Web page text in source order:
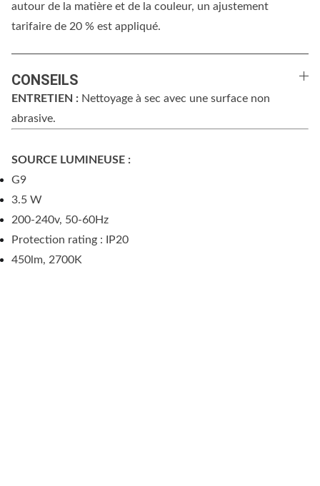
autour de la matière et de la couleur, un ajustement
tarifaire de 20 % est appliqué.
CONSEILS
ENTRETIEN : Nettoyage à sec avec une surface non
abrasive.
SOURCE LUMINEUSE :
G9
3.5 W
200-240v, 50-60Hz
Protection rating : IP20
450lm, 2700K